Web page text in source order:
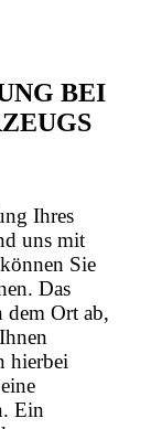
BEI
Ihres
uns mit
Sie
Das
dem Ort ab,
hierbei
Ein